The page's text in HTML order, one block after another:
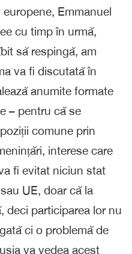
Emmanuel
cu timp în urmă,
să respingă, am
va fi discutată în
anumite formate
– pentru că se
comune prin
interese care
fi evitat niciun stat
UE, doar că la
deci participarea lor nu
ci o problemă de
va vedea acest